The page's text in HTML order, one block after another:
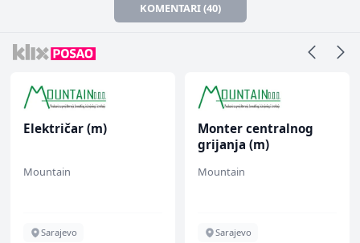
KOMENTARI (40)
Električar (m)
Mountain
Sarajevo
Monter centralnog
grijanja (m)
Mountain
Sarajevo